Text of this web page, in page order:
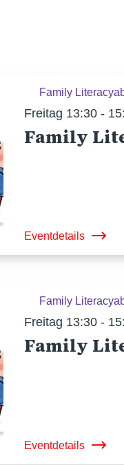
Family Literacy
Freitag 13:30 -
Family
Eventdetails
Family Literacy
Freitag 13:30 -
Family
Eventdetails